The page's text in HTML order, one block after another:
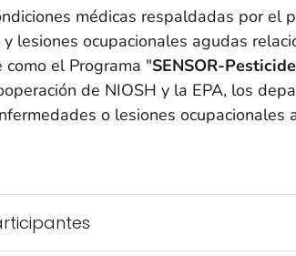
médicas respaldadas por el
lesiones ocupacionales agudas
como el Programa "SENSOR-
de NIOSH y la EPA, los
o lesiones ocupacionales